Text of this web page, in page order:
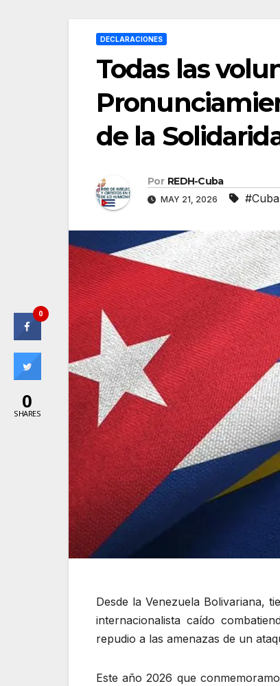
DECLARACIONES
Todas las
de la
Por REDH-Cuba
MAY 21, 2026 #Cuba
Desde la Venezuela Bolivariana,
internacionalista caído
repudio a las amenazas de un
Este año 2026 que
0
0
SHARES